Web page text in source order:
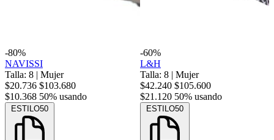
-80%
NAVISSI
Talla: 8 | Mujer
$20.736 $103.680
$10.368 50% usando
ESTILO50
-60%
L&H
Talla: 8 | Mujer
$42.240 $105.600
$21.120 50% usando
ESTILO50